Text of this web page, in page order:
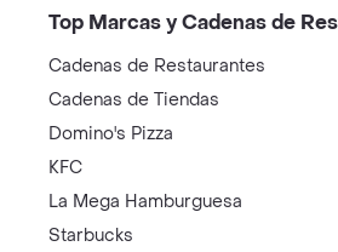
Top Marcas y Cadenas de
Cadenas de Restaurantes
Cadenas de Tiendas
Domino's Pizza
KFC
La Mega Hamburguesa
Starbucks